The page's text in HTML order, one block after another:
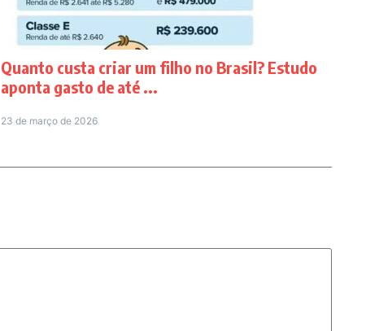
Quanto custa criar um filho no Brasil? Estudo
aponta gasto de até ...
23 de março de 2026